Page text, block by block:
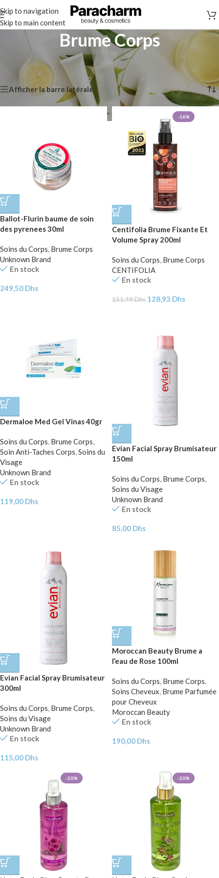
Skip to navigation
Skip to main content
Brume Corps
Soins du Corps/Brume Corps
Affichage de 1–12 sur 15 résultats
Afficher la barre latérale
Ballot-Flurin baume de soin
des pyrenees 30ml
Soins du Corps, Brume Corps
Unknown Brand
En stock
249,50 Dhs
-16%
Centifolia Brume Fixante Et
Volume Spray 200ml
Soins du Corps, Brume Corps
CENTIFOLIA
En stock
151,49Dhs 128,93 Dhs
Dermaloe Med Gel Vinas 40gr
Soins du Corps, Brume Corps,
Soin Anti-Taches Corps,Soins du
Visage
Unknown Brand
En stock
119,00 Dhs
Evian Facial Spray Brumisateur
150ml
Soins du Corps, Brume Corps,
Soins du Visage
Unknown Brand
En stock
85,00 Dhs
Evian Facial Spray Brumisateur
300ml
Soins du Corps, Brume Corps,
Soins du Visage
Unknown Brand
En stock
115,00 Dhs
Moroccan Beauty Brume a
l’eau de Rose 100ml
Soins du Corps, Brume Corps,
Soins Cheveux, Brume Parfumée
pour Cheveux
Moroccan Beauty
En stock
190,00 Dhs
-20% -20%